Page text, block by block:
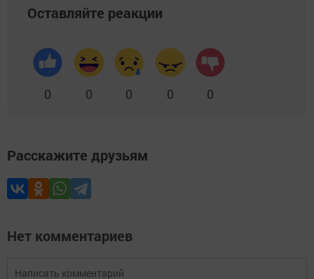
Оставляйте реакции
0 0 0 0 0
Расскажите друзьям
Нет комментариев